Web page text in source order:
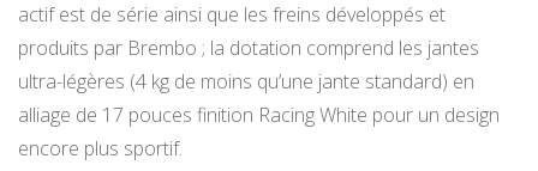
actif est de série ainsi que les freins développés et
produits par Brembo ; la dotation comprend les jantes
ultra-légères (4 kg de moins qu’une jante standard) en
alliage de 17 pouces finition Racing White pour un design
encore plus sportif.